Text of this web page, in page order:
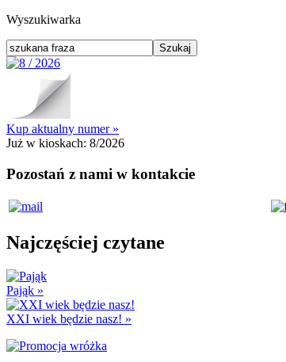
Wyszukiwarka
Kup aktualny numer »
Już w kioskach: 8/2026
Pozostań z nami w kontakcie
Najczęściej czytane
Pająk »
XXI wiek będzie nasz! »